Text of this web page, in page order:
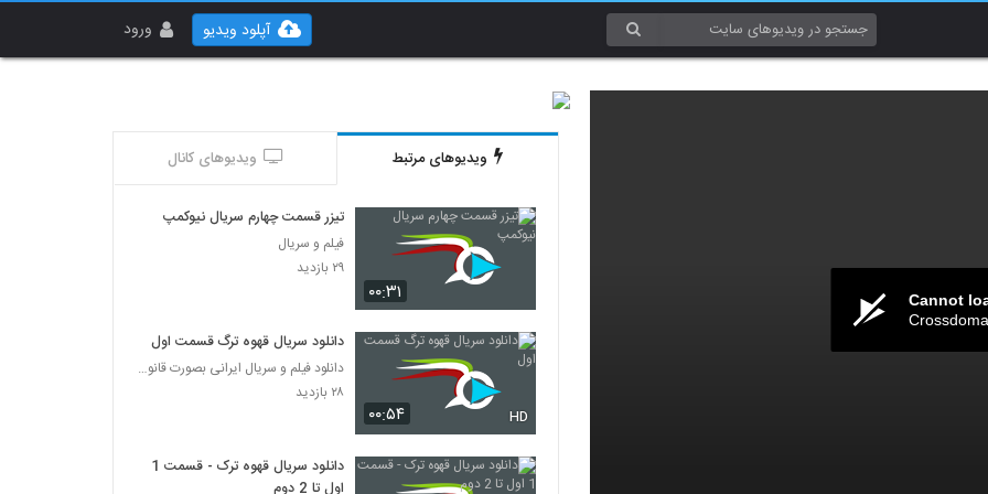
ورود آپلود ویدیو
Cannot
ویدیوهای مرتبط ویدیوهای کانال
۰۰:۳۱
تیزر قسمت چهارم سریال نیوکمپ
فیلم و سریال
۲۹ بازدید
۰۰:۵۴ HD
دانلود سریال قهوه ترگ قسمت اول
دانلود فیلم و سریال ایرانی بصورت قانونی
۲۸ بازدید
دانلود سریال قهوه ترک - قسمت 1
اول تا 2 دوم